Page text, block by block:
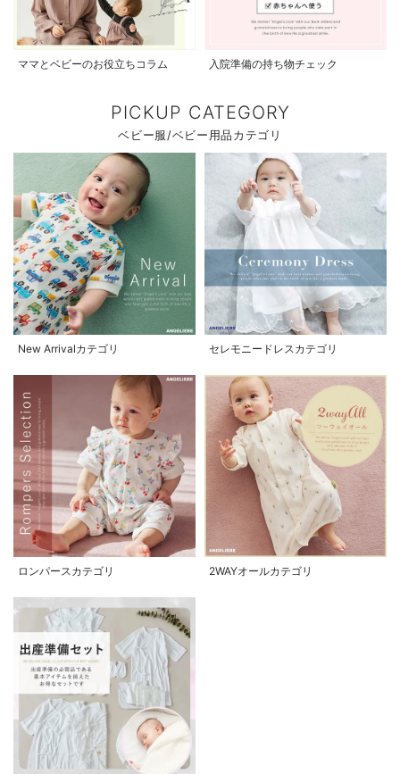
ママとベビーのお役立ちコラム 入院準備の持ち物チェック
PICKUP CATEGORY
ベビー服/ベビー用品カテゴリ
New Arrivalカテゴリ セレモニードレスカテゴリ
ロンパースカテゴリ 2WAYオールカテゴリ